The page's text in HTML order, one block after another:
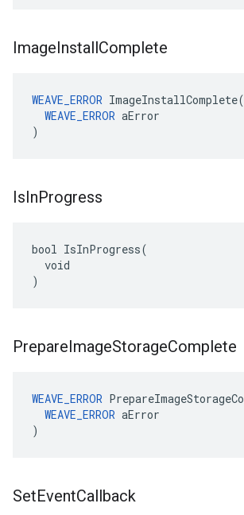
ImageInstallComplete
WEAVE_ERROR ImageInstallComplete(
WEAVE_ERROR aError
)
IsInProgress
bool IsInProgress(
  void
)
PrepareImageStorageComplete
WEAVE_ERROR
WEAVE_ERROR aError
)
SetEventCallback